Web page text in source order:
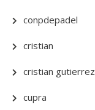
conpdepadel
cristian
cristian gutierrez
cupra